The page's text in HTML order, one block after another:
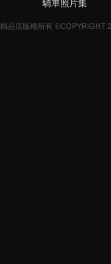
騎車照片集
品店版權所有